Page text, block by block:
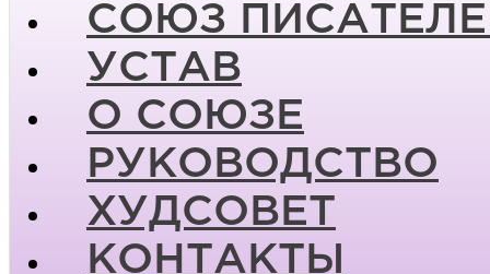
СОЮЗ
УСТАВ
О СОЮЗЕ
РУКОВОДСТВО
ХУДСОВЕТ
КОНТАКТЫ